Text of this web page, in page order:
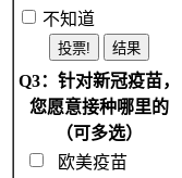
不知道
Q3：针对新冠疫苗，
您愿意接种哪里的
（可多选）
欧美疫苗